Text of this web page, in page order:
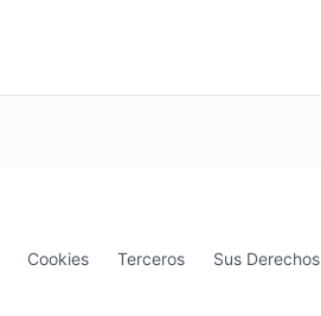
Cookies Terceros
Sus Derechos